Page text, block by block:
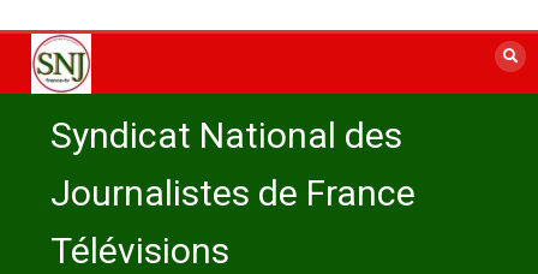
contenu
Syndicat National des
Journalistes de France
Télévisions